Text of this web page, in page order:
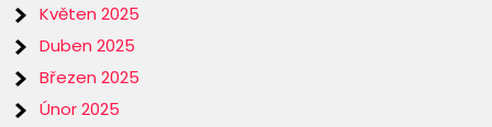
Květen 2025
Duben 2025
Březen 2025
Únor 2025